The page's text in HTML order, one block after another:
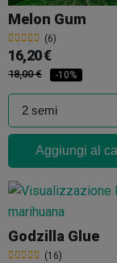
Melon Gum
(6)
16,20 €
18,00 € -10%
Aggiungi al
Godzilla Glue
(16)